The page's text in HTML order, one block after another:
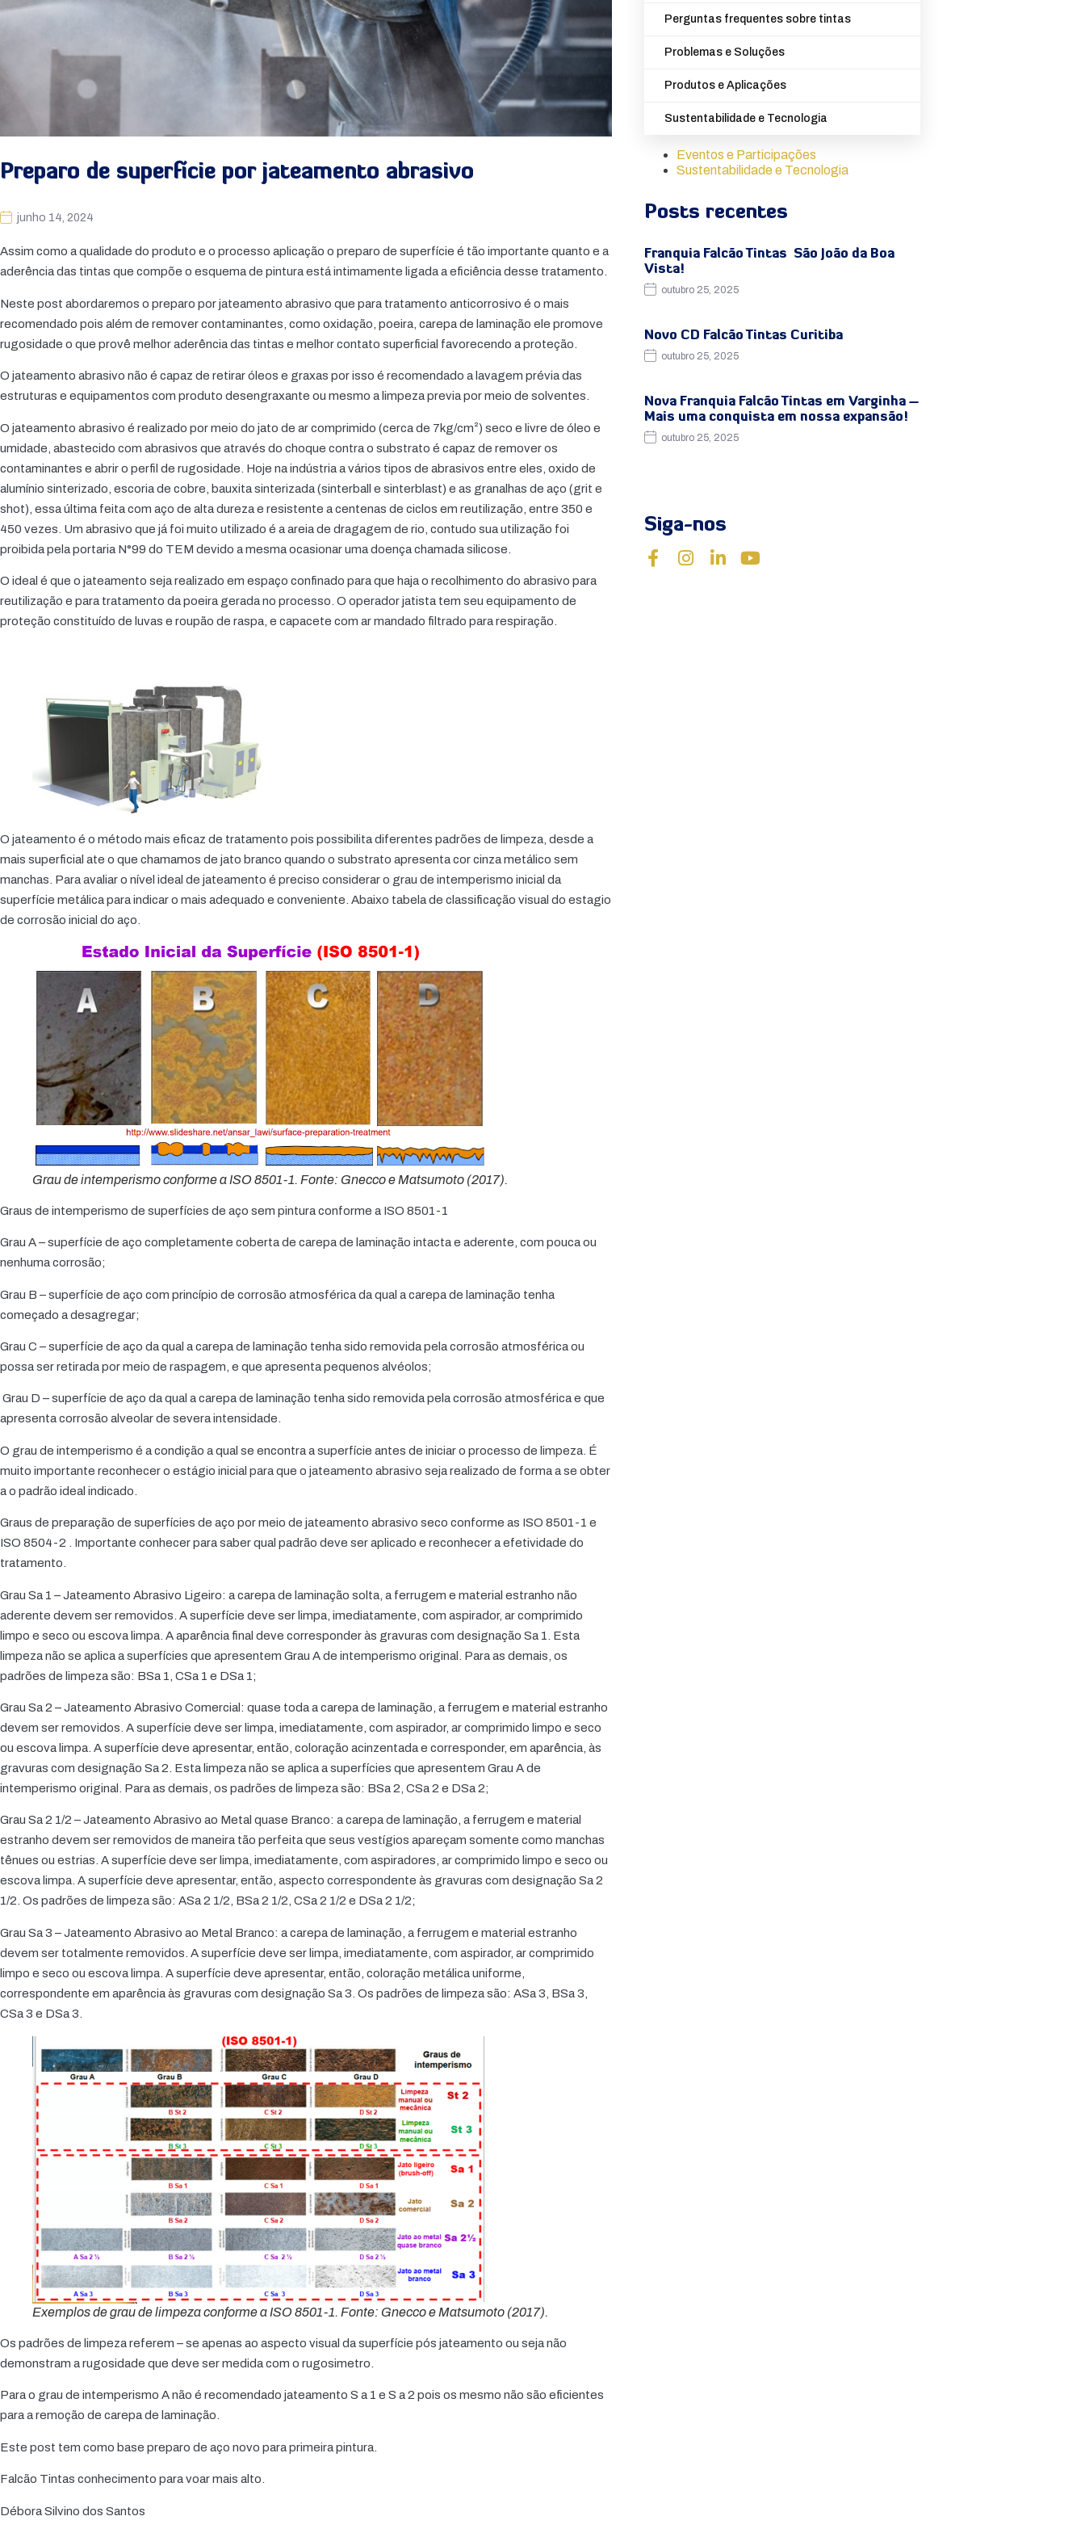
Preparo de superfície por jateamento abrasivo
junho 14, 2024
Assim como a qualidade do produto e o processo aplicação o preparo de superfície é tão importante quanto e a
aderência das tintas que compõe o esquema de pintura está intimamente ligada a eficiência desse tratamento.
Neste post abordaremos o preparo por jateamento abrasivo que para tratamento anticorrosivo é o mais
recomendado pois além de remover contaminantes, como oxidação, poeira, carepa de laminação ele promove
rugosidade o que provê melhor aderência das tintas e melhor contato superficial favorecendo a proteção.
O jateamento abrasivo não é capaz de retirar óleos e graxas por isso é recomendado a lavagem prévia das
estruturas e equipamentos com produto desengraxante ou mesmo a limpeza previa por meio de solventes.
O jateamento abrasivo é realizado por meio do jato de ar comprimido (cerca de 7kg/cm²) seco e livre de óleo e
umidade, abastecido com abrasivos que através do choque contra o substrato é capaz de remover os
contaminantes e abrir o perfil de rugosidade. Hoje na indústria a vários tipos de abrasivos entre eles, oxido de
alumínio sinterizado, escoria de cobre, bauxita sinterizada (sinterball e sinterblast) e as granalhas de aço (grit e
shot), essa última feita com aço de alta dureza e resistente a centenas de ciclos em reutilização, entre 350 e
450 vezes. Um abrasivo que já foi muito utilizado é a areia de dragagem de rio, contudo sua utilização foi
proibida pela portaria N°99 do TEM devido a mesma ocasionar uma doença chamada silicose.
O ideal é que o jateamento seja realizado em espaço confinado para que haja o recolhimento do abrasivo para
reutilização e para tratamento da poeira gerada no processo. O operador jatista tem seu equipamento de
proteção constituído de luvas e roupão de raspa, e capacete com ar mandado filtrado para respiração.
O jateamento é o método mais eficaz de tratamento pois possibilita diferentes padrões de limpeza, desde a
mais superficial ate o que chamamos de jato branco quando o substrato apresenta cor cinza metálico sem
manchas. Para avaliar o nível ideal de jateamento é preciso considerar o grau de intemperismo inicial da
superfície metálica para indicar o mais adequado e conveniente. Abaixo tabela de classificação visual do estagio
de corrosão inicial do aço.
Grau de intemperismo conforme a ISO 8501-1. Fonte: Gnecco e Matsumoto (2017).
Graus de intemperismo de superfícies de aço sem pintura conforme a ISO 8501-1
Grau A – superfície de aço completamente coberta de carepa de laminação intacta e aderente, com pouca ou
nenhuma corrosão;
Grau B – superfície de aço com princípio de corrosão atmosférica da qual a carepa de laminação tenha
começado a desagregar;
Grau C – superfície de aço da qual a carepa de laminação tenha sido removida pela corrosão atmosférica ou
possa ser retirada por meio de raspagem, e que apresenta pequenos alvéolos;
Grau D – superfície de aço da qual a carepa de laminação tenha sido removida pela corrosão atmosférica e que
apresenta corrosão alveolar de severa intensidade.
O grau de intemperismo é a condição a qual se encontra a superfície antes de iniciar o processo de limpeza. É
muito importante reconhecer o estágio inicial para que o jateamento abrasivo seja realizado de forma a se obter
a o padrão ideal indicado.
Graus de preparação de superfícies de aço por meio de jateamento abrasivo seco conforme as ISO 8501-1 e
ISO 8504-2 . Importante conhecer para saber qual padrão deve ser aplicado e reconhecer a efetividade do
tratamento.
Grau Sa 1 – Jateamento Abrasivo Ligeiro: a carepa de laminação solta, a ferrugem e material estranho não
aderente devem ser removidos. A superfície deve ser limpa, imediatamente, com aspirador, ar comprimido
limpo e seco ou escova limpa. A aparência final deve corresponder às gravuras com designação Sa 1. Esta
limpeza não se aplica a superfícies que apresentem Grau A de intemperismo original. Para as demais, os
padrões de limpeza são: BSa 1, CSa 1 e DSa 1;
Grau Sa 2 – Jateamento Abrasivo Comercial: quase toda a carepa de laminação, a ferrugem e material estranho
devem ser removidos. A superfície deve ser limpa, imediatamente, com aspirador, ar comprimido limpo e seco
ou escova limpa. A superfície deve apresentar, então, coloração acinzentada e corresponder, em aparência, às
gravuras com designação Sa 2. Esta limpeza não se aplica a superfícies que apresentem Grau A de
intemperismo original. Para as demais, os padrões de limpeza são: BSa 2, CSa 2 e DSa 2;
Grau Sa 2 1/2 – Jateamento Abrasivo ao Metal quase Branco: a carepa de laminação, a ferrugem e material
estranho devem ser removidos de maneira tão perfeita que seus vestígios apareçam somente como manchas
tênues ou estrias. A superfície deve ser limpa, imediatamente, com aspiradores, ar comprimido limpo e seco ou
escova limpa. A superfície deve apresentar, então, aspecto correspondente às gravuras com designação Sa 2
1/2. Os padrões de limpeza são: ASa 2 1/2, BSa 2 1/2, CSa 2 1/2 e DSa 2 1/2;
Grau Sa 3 – Jateamento Abrasivo ao Metal Branco: a carepa de laminação, a ferrugem e material estranho
devem ser totalmente removidos. A superfície deve ser limpa, imediatamente, com aspirador, ar comprimido
limpo e seco ou escova limpa. A superfície deve apresentar, então, coloração metálica uniforme,
correspondente em aparência às gravuras com designação Sa 3. Os padrões de limpeza são: ASa 3, BSa 3,
CSa 3 e DSa 3.
Exemplos de grau de limpeza conforme a ISO 8501-1. Fonte: Gnecco e Matsumoto (2017).
Os padrões de limpeza referem – se apenas ao aspecto visual da superfície pós jateamento ou seja não
demonstram a rugosidade que deve ser medida com o rugosimetro.
Para o grau de intemperismo A não é recomendado jateamento S a 1 e S a 2 pois os mesmo não são eficientes
para a remoção de carepa de laminação.
Este post tem como base preparo de aço novo para primeira pintura.
Falcão Tintas conhecimento para voar mais alto.
Débora Silvino dos Santos
Perguntas frequentes sobre tintas
Problemas e Soluções
Produtos e Aplicações
Sustentabilidade e Tecnologia
Eventos e Participações
Sustentabilidade e Tecnologia
Posts recentes
Franquia Falcão Tintas São João da Boa
Vista!
outubro 25, 2025
Novo CD Falcão Tintas Curitiba
outubro 25, 2025
Nova Franquia Falcão Tintas em Varginha –
Mais uma conquista em nossa expansão!
outubro 25, 2025
Siga-nos